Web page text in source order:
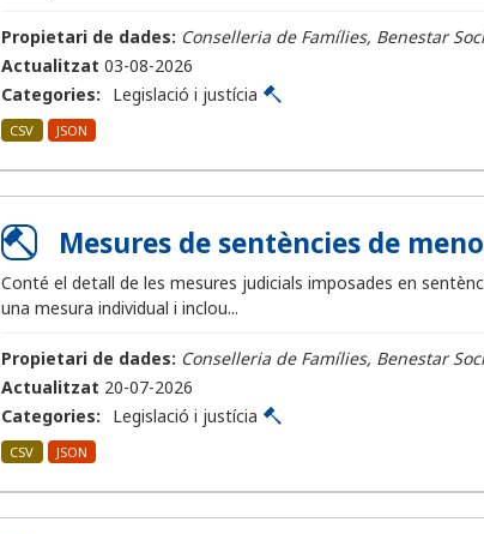
Propietari de dades: Conselleria de Famílies, Benestar
Actualitzat 03-08-2026
Categories:
Legislació i justícia
CSV JSON
Mesures de sentències de
Conté el detall de les mesures judicials imposades en
una mesura individual i inclou...
Propietari de dades: Conselleria de Famílies, Benestar
Actualitzat 20-07-2026
Categories:
Legislació i justícia
CSV JSON